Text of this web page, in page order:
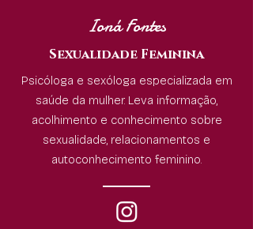
Ioná Fontes
Sexualidade Feminina
Psicóloga e sexóloga especializada em
saúde da mulher. Leva informação,
acolhimento e conhecimento sobre
sexualidade, relacionamentos e
autoconhecimento feminino.